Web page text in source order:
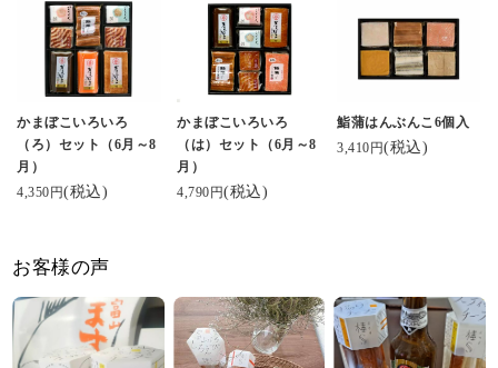
かまぼこいろいろ
（ろ）セット（6月～8
月）
4,350円(税込)
かまぼこいろいろ
（は）セット（6月～8
月）
4,790円(税込)
鮨蒲はんぶんこ6個入
3,410円(税込)
お客様の声